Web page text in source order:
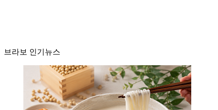
브라보 인기뉴스